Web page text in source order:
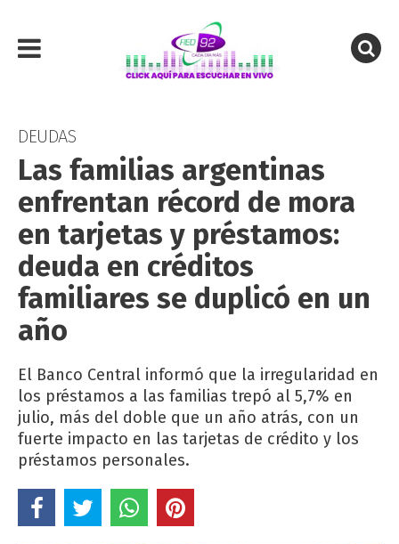
DEUDAS
Las familias argentinas
enfrentan récord de mora
en tarjetas y préstamos:
deuda en créditos
familiares se duplicó en un
año
El Banco Central informó que la irregularidad en
los préstamos a las familias trepó al 5,7% en
julio, más del doble que un año atrás, con un
fuerte impacto en las tarjetas de crédito y los
préstamos personales.